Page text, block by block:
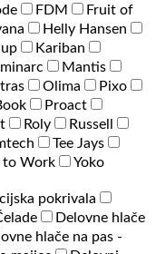
FDM
Fruit of
Helly Hansen
Kariban
Mantis
Olima
Pixo
Proact
Roly
Russell
Tee Jays
to Work
Yoko
pokrivala
Delovne hlače
hlače na pas -